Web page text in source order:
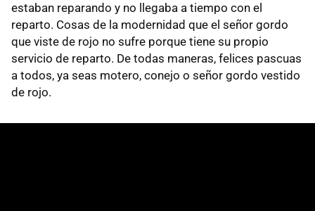
estaban reparando y no llegaba a tiempo con el
reparto. Cosas de la modernidad que el señor gordo
que viste de rojo no sufre porque tiene su propio
servicio de reparto. De todas maneras, felices pascuas
a todos, ya seas motero, conejo o señor gordo vestido
de rojo.